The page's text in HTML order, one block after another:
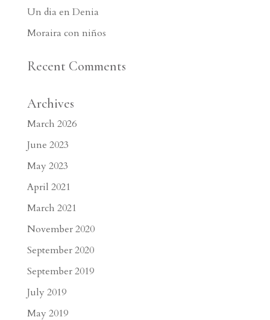
Un dia en Denia
Moraira con niños
Recent Comments
Archives
March 2026
June 2023
May 2023
April 2021
March 2021
November 2020
September 2020
September 2019
July 2019
May 2019